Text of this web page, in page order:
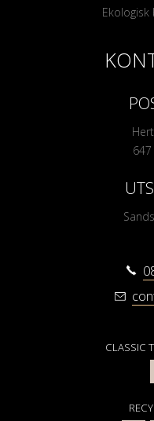
CLASSIC